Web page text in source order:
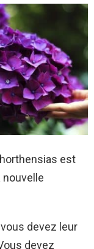
est
nouvelle
devez leur
devez